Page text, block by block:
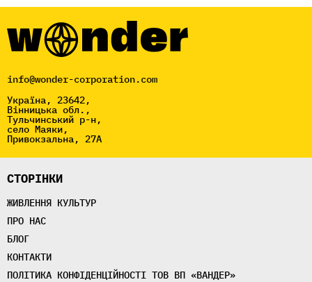
info@wonder-corporation.com
Україна, 23642,
Вінницька обл.,
Тульчинський р-н,
село Маяки,
Привокзальна, 27А
СТОРІНКИ
ЖИВЛЕННЯ КУЛЬТУР
ПРО НАС
БЛОГ
КОНТАКТИ
ПОЛІТИКА КОНФІДЕНЦІЙНОСТІ ТОВ ВП «ВАНДЕР»